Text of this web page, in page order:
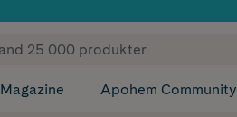
✓ Fri frakt
Magazine Apohem Community